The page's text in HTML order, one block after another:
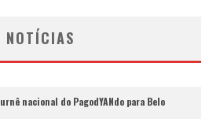
NOTÍCIAS
nacional do PagodYANdo para Belo